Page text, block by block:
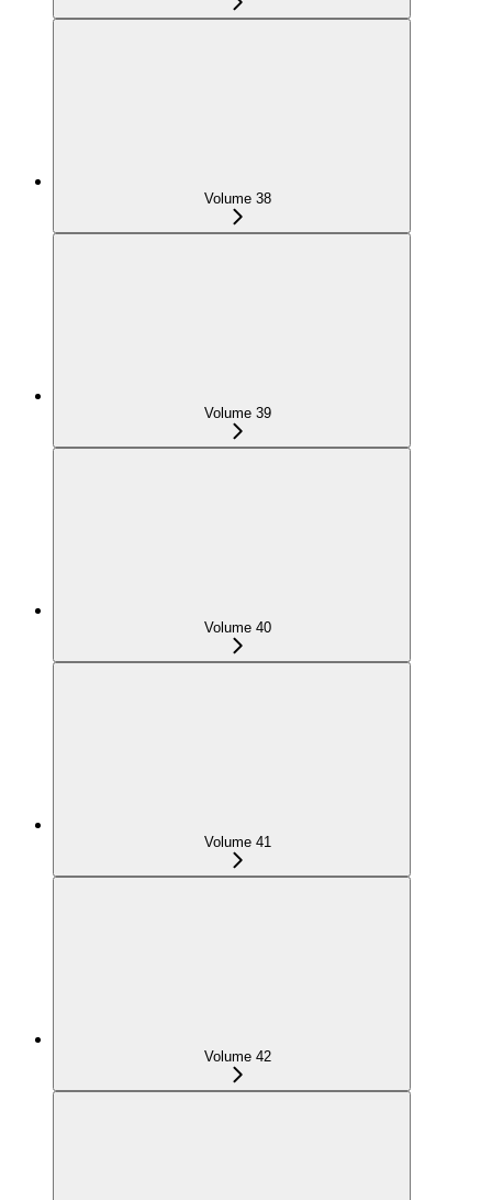
Volume 38
Volume 39
Volume 40
Volume 41
Volume 42